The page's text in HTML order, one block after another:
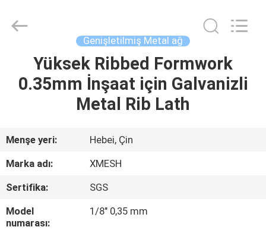
HAKKIMIZDA
FABRIKA
TURU
MFG
Genişletilmiş Metal ağ
Yüksek Ribbed Formwork
0.35mm İnşaat için Galvanizli
Metal Rib Lath
Menşe yeri:
Hebei, Çin
Marka adı:
XMESH
Sertifika:
SGS
Model
numarası:
1/8" 0,35 mm